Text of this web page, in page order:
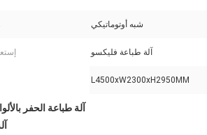
شبه أوتوماتيكي
آلة طباعة فليكسو
L4500xW2300xH2950MM
آلة طباعة الحفر بالألوان 2